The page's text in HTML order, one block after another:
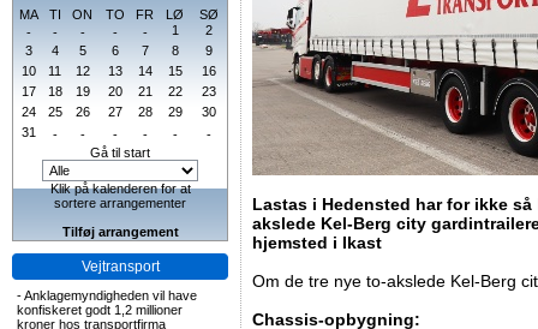
MA
TI ON TO FR LØ
SØ
-
- - - - 1
2
3
4 5 6 7 8
9
10
11 12 13 14 15
16
17
18 19 20 21 22
23
24
25 26 27 28 29
30
31
- - - - -
-
Gå til start
Klik på kalenderen for at
sortere arrangementer
Tilføj arrangement
Vejtransport
-Anklagemyndigheden vil have
konfiskeret godt 1,2 millioner
kroner hos transportfirma
Lastas i Hedensted har for ikke
akslede Kel-Berg city
hjemsted i Ikast
Om de tre nye to-akslede Kel-Berg
Chassis-opbygning: